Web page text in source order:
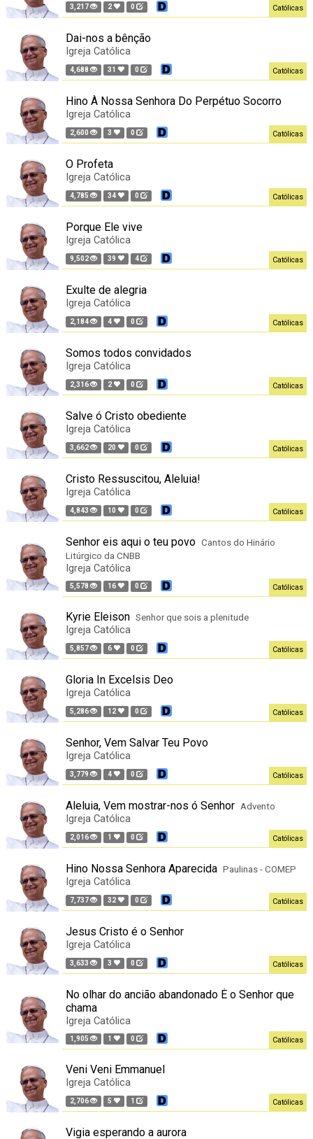
3,217 2 0 Católicas
Dai-nos a bênção
Igreja Católica
4,688 31 0 Católicas
Hino À Nossa Senhora Do Perpétuo Socorro
Igreja Católica
2,600 3 0 Católicas
O Profeta
Igreja Católica
4,785 34 0 Católicas
Porque Ele vive
Igreja Católica
9,502 39 4 Católicas
Exulte de alegria
Igreja Católica
2,184 4 0 Católicas
Somos todos convidados
Igreja Católica
2,316 2 0 Católicas
Salve ó Cristo obediente
Igreja Católica
3,662 20 0 Católicas
Cristo Ressuscitou, Aleluia!
Igreja Católica
4,843 10 0 Católicas
Senhor eis aqui o teu povo Cantos do Hinário
Litúrgico da CNBB
Igreja Católica
5,578 16 0 Católicas
Kyrie Eleison Senhor que sois a plenitude
Igreja Católica
5,857 6 0 Católicas
Gloria In Excelsis Deo
Igreja Católica
5,286 12 0 Católicas
Senhor, Vem Salvar Teu Povo
Igreja Católica
3,779 4 0 Católicas
Aleluia, Vem mostrar-nos ó Senhor Advento
Igreja Católica
2,016 1 0 Católicas
Hino Nossa Senhora Aparecida Paulinas - COMEP
Igreja Católica
7,737 32 0 Católicas
Jesus Cristo é o Senhor
Igreja Católica
3,633 3 0 Católicas
No olhar do ancião abandonado É o Senhor que
chama
Igreja Católica
1,905 1 0 Católicas
Veni Veni Emmanuel
Igreja Católica
2,706 5 1 Católicas
Vigia esperando a aurora